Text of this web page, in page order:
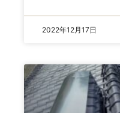
2022年12月17日